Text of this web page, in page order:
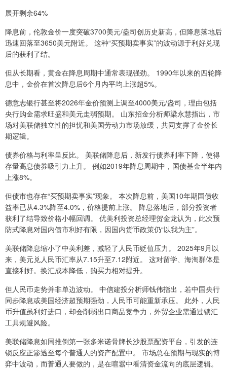
展开剩余64%
降息前，伦敦金价一度突破3700美元/盎司创历史新高，但降息落地后
迅速回落至3650美元附近。 这种“买预期卖事实”的波动源于利好兑现
后的获利了结。
但从长期看，黄金在降息周期中通常表现强劲。 1990年以来的四轮降
息中，金价在首次降息后6个月内平均上涨超5%。
德意志银行甚至将2026年金价预测上调至4000美元/盎司，理由包括
央行购金需求旺盛和美元走弱预期。 山东招金分析师梁永慧指出，市
场对美联储独立性的担忧和美国劳动力市场放缓，共同支撑了金价长
期逻辑。
债券价格与利率呈反比。 美联储降息后，新发行债券利率下降，使得
存量高息债券吸引力上升。 例如2019年降息周期中，国债基金半年内
上涨8%。
但债市也存在“买预期卖事实”现象。 本次降息前，美国10年期国债收
益率已从4.3%降至4.0%，价格提前上涨。 降息落地后，部分投资者
获利了结导致价格小幅回调。 优美利投资总经理贺金龙认为，此次预
防式降息对国内债市利好有限，因国内货币政策仍“以我为主”。
美联储降息缩小了中美利差，减轻了人民币贬值压力。 2025年9月以
来，美元兑人民币汇率从7.15升至7.12附近。 这对留学、海淘群体是
直接利好。换汇成本降低，购买力相对提升。
但人民币走势并非单边波动。 中信建投分析师钱伟指出，若中国央行
同步降息或美国经济超预期强劲，人民币可能重新承压。 此外，人民
币升值虽利好进口，却会削弱出口商品竞争力，外贸企业需通过锁汇
工具规避风险。
美联储降息如同推倒第一张多米诺骨牌长沙股票配资平台，引发的连
锁反应正渗透至每个普通人的资产配置中。 市场总在预期与现实的博
弈中波动，而普通人要做的，是在喧嚣中看清资金流向的底层逻辑。